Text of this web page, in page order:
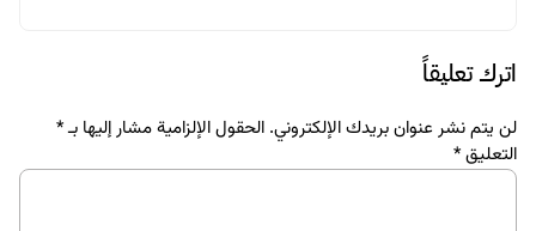
اترك تعليقاً
لن يتم نشر عنوان بريدك الإلكتروني. الحقول الإلزامية مشار إليها بـ*
التعليق*